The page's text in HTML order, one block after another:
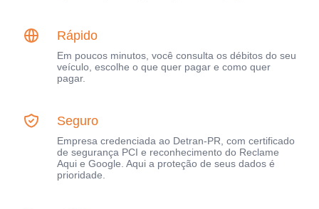
Rápido
Em poucos minutos, você consulta os débitos do seu
veículo, escolhe o que quer pagar e como quer
pagar.
Seguro
Empresa credenciada ao Detran-PR, com certificado
de segurança PCI e reconhecimento do Reclame
Aqui e Google. Aqui a proteção de seus dados é
prioridade.